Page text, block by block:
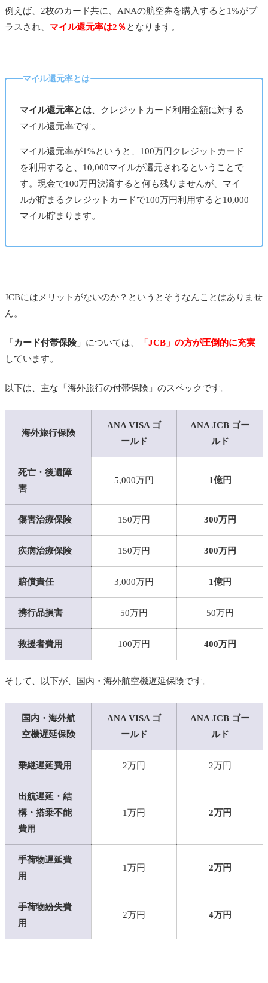
例えば、2枚のカード共に、ANAの航空券を購入すると1%がプ
ラスされ、 マイル還元率は2％となります。
マイル還元率とは
マイル還元率とは、クレジットカード利用金額に対する
マイル還元率です。
マイル還元率が1%というと、100万円クレジットカード
を利用すると、10,000マイルが還元されるということで
す。現金で100万円決済すると何も残りませんが、マイ
ルが貯まるクレジットカードで100万円利用すると10,000
マイル貯まります。
JCBにはメリットがないのか？というとそうなんことはありませ
ん。
「 カード付帯保険」については、
「JCB」の方が圧倒的に充実
しています。
以下は、主な「海外旅行の付帯保険」のスペックです。
海外旅行保険
ANA VISA ゴ
ールド
ANA JCB ゴー
ルド
死亡・後遺障
害
5,000万円 1億円
傷害治療保険 150万円 300万円
疾病治療保険 150万円 300万円
賠償責任 3,000万円 1億円
携行品損害 50万円 50万円
救援者費用 100万円 400万円
そして、以下が、国内・海外航空機遅延保険です。
国内・海外航
空機遅延保険
ANA VISA ゴ
ールド
ANA JCB ゴー
ルド
乗継遅延費用 2万円 2万円
出航遅延・結
構・搭乗不能
費用
1万円 2万円
手荷物遅延費
用
1万円 2万円
手荷物紛失費
用
2万円 4万円